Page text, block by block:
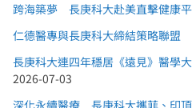
跨海築夢 長庚科大赴美直擊健康
仁德醫專與長庚科大締結策略聯盟
長庚科大連四年穩居《遠見》醫學
2026-07-03
深化永續醫療 長庚科大攜菲、印